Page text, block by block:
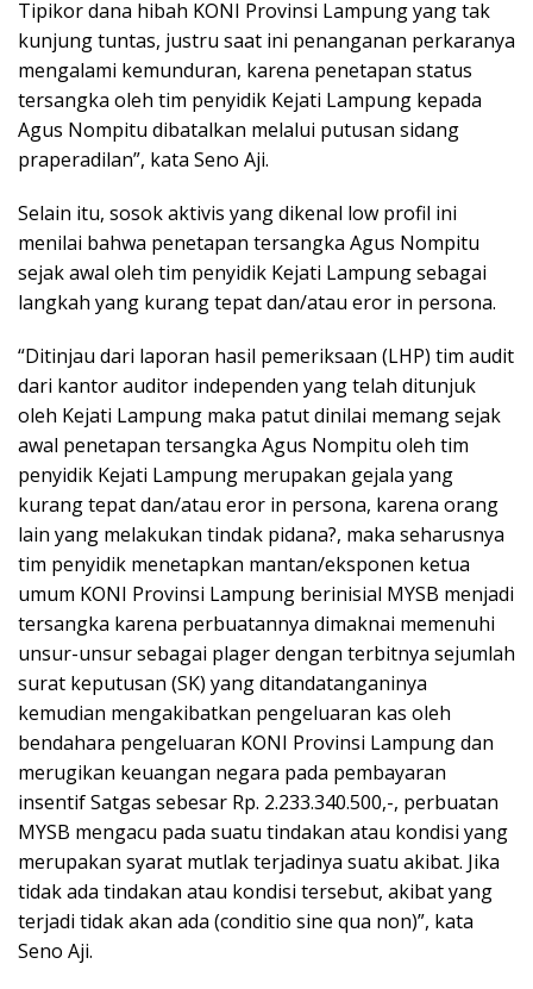
Tipikor dana hibah KONI Provinsi Lampung yang tak
kunjung tuntas, justru saat ini penanganan perkaranya
mengalami kemunduran, karena penetapan status
tersangka oleh tim penyidik Kejati Lampung kepada
Agus Nompitu dibatalkan melalui putusan sidang
praperadilan”, kata Seno Aji.
Selain itu, sosok aktivis yang dikenal low profil ini
menilai bahwa penetapan tersangka Agus Nompitu
sejak awal oleh tim penyidik Kejati Lampung sebagai
langkah yang kurang tepat dan/atau eror in persona.
“Ditinjau dari laporan hasil pemeriksaan (LHP) tim audit
dari kantor auditor independen yang telah ditunjuk
oleh Kejati Lampung maka patut dinilai memang sejak
awal penetapan tersangka Agus Nompitu oleh tim
penyidik Kejati Lampung merupakan gejala yang
kurang tepat dan/atau eror in persona, karena orang
lain yang melakukan tindak pidana?, maka seharusnya
tim penyidik menetapkan mantan/eksponen ketua
umum KONI Provinsi Lampung berinisial MYSB menjadi
tersangka karena perbuatannya dimaknai memenuhi
unsur-unsur sebagai plager dengan terbitnya sejumlah
surat keputusan (SK) yang ditandatanganinya
kemudian mengakibatkan pengeluaran kas oleh
bendahara pengeluaran KONI Provinsi Lampung dan
merugikan keuangan negara pada pembayaran
insentif Satgas sebesar Rp. 2.233.340.500,-, perbuatan
MYSB mengacu pada suatu tindakan atau kondisi yang
merupakan syarat mutlak terjadinya suatu akibat. Jika
tidak ada tindakan atau kondisi tersebut, akibat yang
terjadi tidak akan ada (conditio sine qua non)”, kata
Seno Aji.